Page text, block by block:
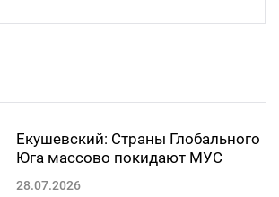
Екушевский: Страны Глобального
Юга массово покидают МУС
28.07.2026